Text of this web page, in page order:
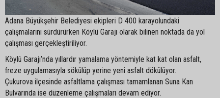
Adana Büyükşehir Belediyesi ekipleri D 400 karayolundaki
çalışmalarını sürdürürken Köylü Garajı olarak bilinen noktada da yol
çalışması gerçekleştiriliyor.
Köylü Garajı’nda yıllardır yamalama yöntemiyle kat kat olan asfalt,
freze uygulamasıyla sökülüp yerine yeni asfalt dökülüyor.
Çukurova ilçesinde asfaltlama çalışması tamamlanan Suna Kan
Bulvarında ise düzenleme çalışmaları devam ediyor.